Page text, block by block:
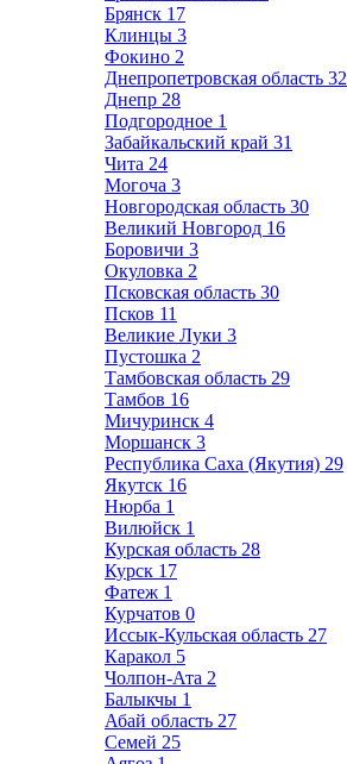
Брянск 17
Клинцы 3
Фокино 2
Днепропетровская область 32
Днепр 28
Подгородное 1
Забайкальский край 31
Чита 24
Могоча 3
Новгородская область 30
Великий Новгород 16
Боровичи 3
Окуловка 2
Псковская область 30
Псков 11
Великие Луки 3
Пустошка 2
Тамбовская область 29
Тамбов 16
Мичуринск 4
Моршанск 3
Республика Саха (Якутия) 29
Якутск 16
Нюрба 1
Вилюйск 1
Курская область 28
Курск 17
Фатеж 1
Курчатов 0
Иссык-Кульская область 27
Каракол 5
Чолпон-Ата 2
Балыкчы 1
Абай область 27
Семей 25